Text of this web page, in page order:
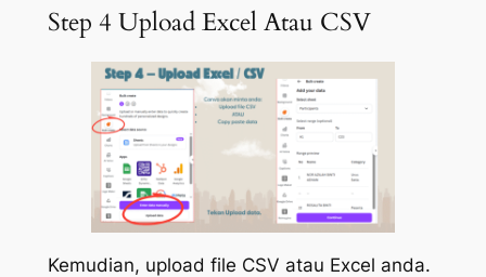
Step 4 Upload Excel Atau CSV
Kemudian, upload file CSV atau Excel anda.